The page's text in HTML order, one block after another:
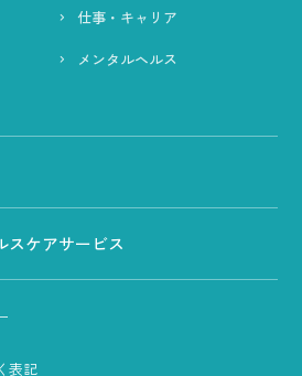
仕事・キャリア
メンタルヘルス
スケアサービス
表記